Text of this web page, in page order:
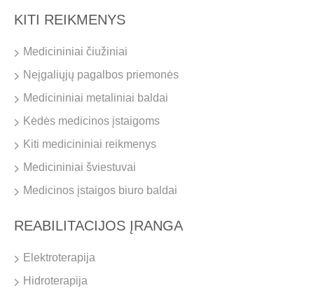
KITI REIKMENYS
Medicininiai čiužiniai
Neįgaliųjų pagalbos priemonės
Medicininiai metaliniai baldai
Kėdės medicinos įstaigoms
Kiti medicininiai reikmenys
Medicininiai šviestuvai
Medicinos įstaigos biuro baldai
REABILITACIJOS ĮRANGA
Elektroterapija
Hidroterapija